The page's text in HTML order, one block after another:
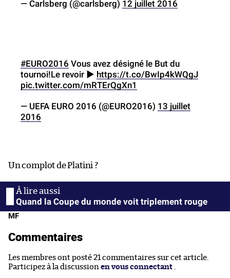
— Carlsberg (@carlsberg) 12 juillet 2016
#EURO2016 Vous avez désigné le But du
tournoi!Le revoir ► https://t.co/BwIp4kWQgJ
pic.twitter.com/mRTErQgXn1
— UEFA EURO 2016 (@EURO2016) 13 juillet
2016
Un complot de Platini ?
Quand la Coupe du monde voit triplement rouge
MF
Commentaires
Les membres ont posté 21 commentaires sur cet article.
Participez à la discussion en vous connectant